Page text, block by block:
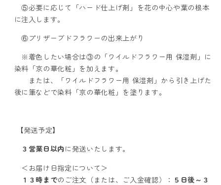
０
０
ｍ
ｌ
の
数
減
ら
０
ｍ
ｌ
の
数
や
⑤必要に応じて「ハード仕上げ剤」を花の中心や葉の根本
に注入します。
⑥プリザーブドフラワーの出来上がり
※着色したい場合は③の「ワイルドフラワー用 保湿剤」に
染料「京の華化粧」を加えます。
または、「ワイルドフラワー用 保湿剤」から引き上げた
後に筆などで染料「京の華化粧」を塗ります。
【発送予定】
３営業日以内に発送いたします。
＜お届け日指定について＞
１３時までのご注文（または、ご入金確認）： ５日後～３